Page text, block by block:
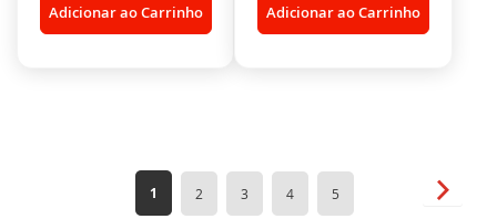
Adicionar ao Carrinho Adicionar ao Carrinho
Página
Você
1 Página
2 Página
3 Página
4 Página
5